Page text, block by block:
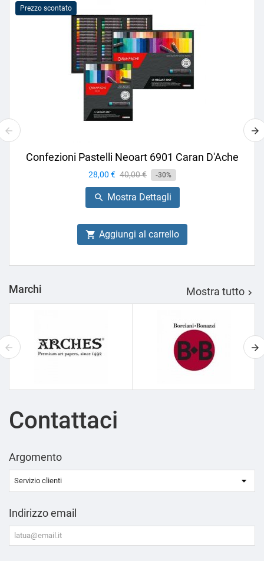
Prezzo scontato
Confezioni Pastelli Neoart 6901 Caran D'Ache
Prezzo
28,00 € Prezzo
base
40,00 € -30%
 Mostra Dettagli
 Aggiungi al carrello
Marchi Mostra tutto 
Contattaci
Argomento
Indirizzo email